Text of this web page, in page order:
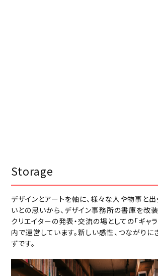
Storage
デザインとアートを軸に、様々な人や物事と
いとの思いから、デザイン事務所の書庫を改装
クリエイターの発表・交流の場としての「ギャ
内で運営しています。新しい感性、つながりに
ずです。